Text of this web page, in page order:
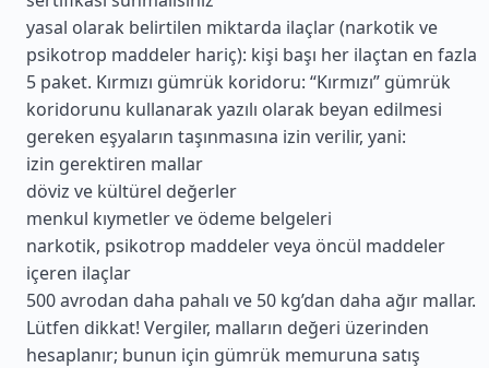
yasal olarak belirtilen miktarda ilaçlar (narkotik ve
psikotrop maddeler hariç): kişi başı her ilaçtan en fazla
5 paket. Kırmızı gümrük koridoru: “Kırmızı” gümrük
koridorunu kullanarak yazılı olarak beyan edilmesi
gereken eşyaların taşınmasına izin verilir, yani:
izin gerektiren mallar
döviz ve kültürel değerler
menkul kıymetler ve ödeme belgeleri
narkotik, psikotrop maddeler veya öncül maddeler
içeren ilaçlar
500 avrodan daha pahalı ve 50 kg’dan daha ağır mallar.
Lütfen dikkat! Vergiler, malların değeri üzerinden
hesaplanır; bunun için gümrük memuruna satış